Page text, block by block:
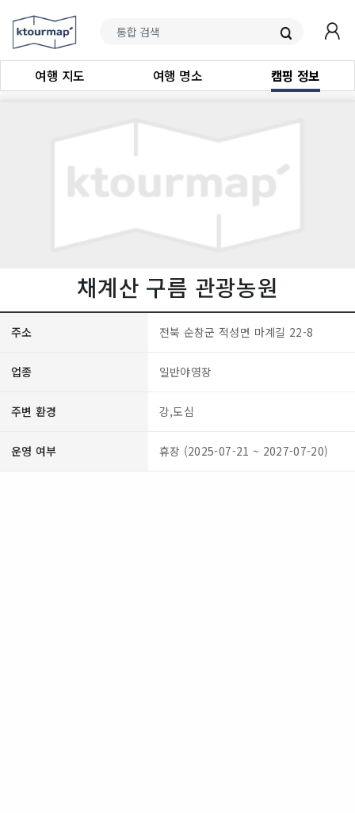
여행 지도 여행 명소 캠핑 정보
채계산 구름 관광농원
주소 전북 순창군 적성면 마계길 22-8
업종 일반야영장
주변 환경 강,도심
운영 여부 휴장 (2025-07-21 ~ 2027-07-20)